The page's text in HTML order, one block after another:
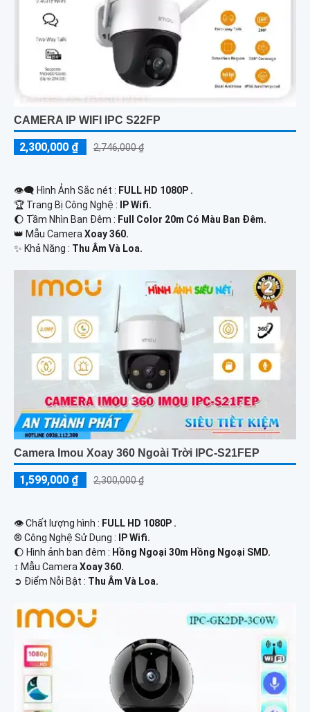
CAMERA IP WIFI IPC S22FP
2,300,000 ₫ 2,746,000 ₫
👁️‍🗨 Hình Ảnh Sắc nét : FULL HD 1080P .
🏆 Trang Bị Công Nghệ :
IP Wifi.
🌔 Tầm Nhìn Ban Đêm : Full Color 20m Có Màu Ban Đêm.
👑 Mẫu Camera Xoay 360.
️✨ Khả Năng : Thu Âm Và Loa.
Camera Imou Xoay 360 Ngoài Trời IPC-S21FEP
1,599,000 ₫ 2,300,000 ₫
👁 Chất lượng hình : FULL HD 1080P .
®️ Công Nghệ Sử Dụng :
IP Wifi.
🌔 Hình ảnh ban đêm : Hồng Ngoại 30m Hồng Ngoại SMD.
↕️ Mẫu Camera Xoay 360.
️➲ Điểm Nỗi Bật : Thu Âm Và Loa.